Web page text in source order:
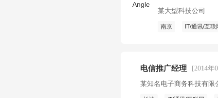
Angle
某大型科技公司
南京 IT/通讯/互联
电信推广经理 [2014年
某知名电子商务科技有限